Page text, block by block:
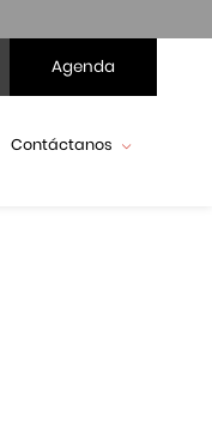
Agenda
Contáctanos